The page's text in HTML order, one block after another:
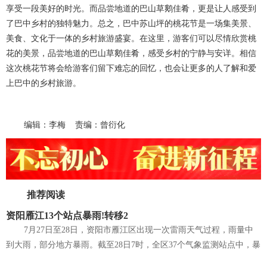
享受一段美好的时光。而品尝地道的巴山草鹅佳肴，更是让人感受到
了巴中乡村的独特魅力。总之，巴中苏山坪的桃花节是一场集美景、
美食、文化于一体的乡村旅游盛宴。在这里，游客们可以尽情欣赏桃
花的美景，品尝地道的巴山草鹅佳肴，感受乡村的宁静与安详。相信
这次桃花节将会给游客们留下难忘的回忆，也会让更多的人了解和爱
上巴中的乡村旅游。
编辑：李梅 责编：曾衍化
推荐阅读
资阳雁江13个站点暴雨!转移2
7月27日至28日，资阳市雁江区出现一次雷雨天气过程，雨量中
到大雨，部分地方暴雨。截至28日7时，全区37个气象监测站点中，暴